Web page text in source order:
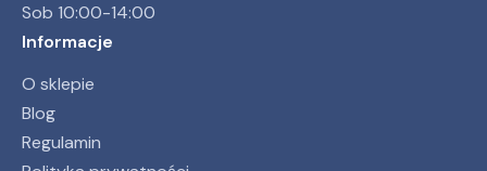
Sob 10:00-14:00
Informacje
O sklepie
Blog
Regulamin